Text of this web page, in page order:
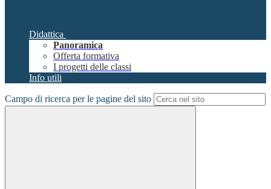
Didattica
Panoramica
Offerta formativa
I progetti delle classi
Info utili
Campo di ricerca per le pagine del sito